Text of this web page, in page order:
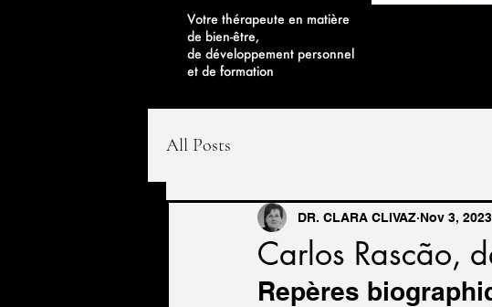
Votre thérapeute en matière
de bien-être,
de développement personnel
et de formation
All Posts
Carlos Rascão,
DR. CLARA CLIVAZ Nov 3, 2023
Repères